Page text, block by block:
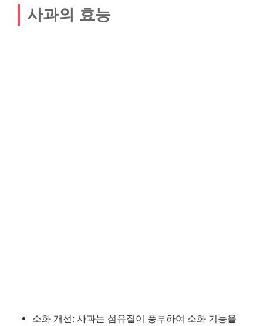
사과의 효능
소화 개선: 사과는 섬유질이 풍부하여 소화 기능을